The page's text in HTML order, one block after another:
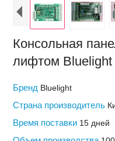
Консольная
лифтом Bluelight
Бренд Bluelight
Страна производитель
Время поставки 15 дней